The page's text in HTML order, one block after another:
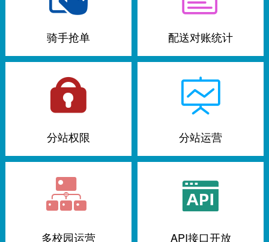
骑手抢单 配送对账统计
分站权限 分站运营
多校园运营 API接口开放